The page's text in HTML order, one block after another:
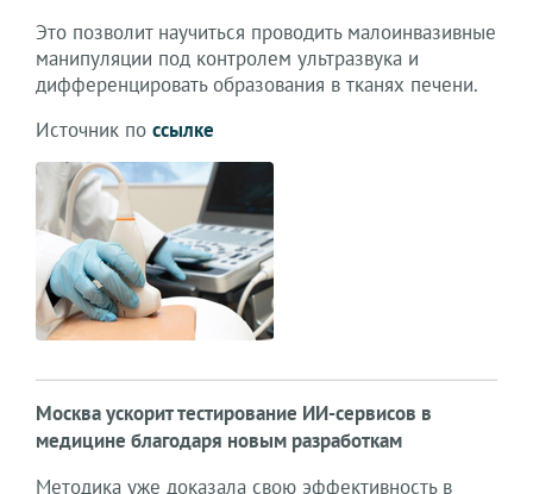
Это позволит научиться проводить малоинвазивные
манипуляции под контролем ультразвука и
дифференцировать образования в тканях печени.
Источник по ссылке
Москва ускорит тестирование ИИ-сервисов в
медицине благодаря новым разработкам
Методика уже доказала свою эффективность в